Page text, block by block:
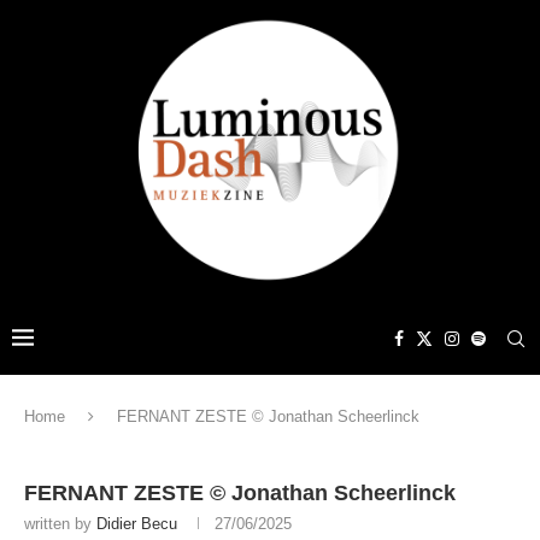
Home FERNANT ZESTE © Jonathan Scheerlinck
FERNANT ZESTE © Jonathan Scheerlinck
written by Didier Becu 27/06/2025